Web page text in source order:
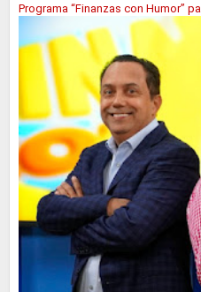
Programa “Finanzas con Humor”